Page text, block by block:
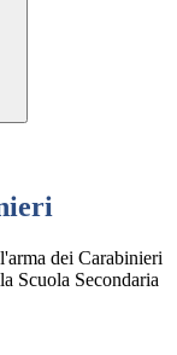
l'arma dei Carabinieri
Scuola Secondaria